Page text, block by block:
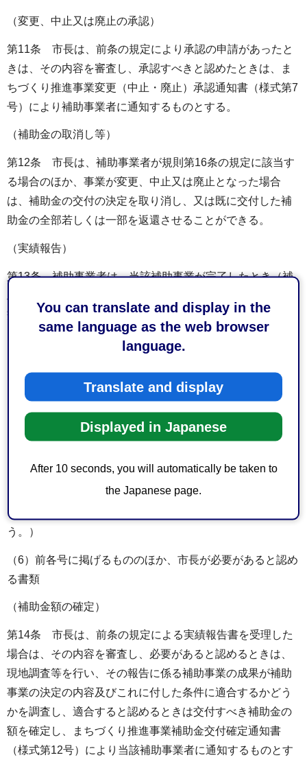
You can translate and display in the
same language as the web browser
language.
Translate and display
Displayed in Japanese
After 10 seconds, you will automatically be taken to
the Japanese page.
（変更、中止又は廃止の承認）
第11条 市長は、前条の規定により承認の申請があったと
きは、その内容を審査し、承認すべきと認めたときは、ま
ちづくり推進事業変更（中止・廃止）承認通知書（様式第7
号）により補助事業者に通知するものとする。
（補助金の取消し等）
第12条 市長は、補助事業者が規則第16条の規定に該当す
る場合のほか、事業が変更、中止又は廃止となった場合
は、補助金の交付の決定を取り消し、又は既に交付した補
助金の全部若しくは一部を返還させることができる。
（実績報告）
第13条 補助事業者は、当該補助事業が完了したとき（補
交付の決定に係る会計年度が終了したときは、別に定める
日までにまちづくり推進事業実績報告書（様式第8号）に次
に掲げる書類を添付して、市長に提出しなければならな
い。
（1）事業実施報告書（様式第9号）
（2）事業収支決算書（様式第10号）
（4）領収書の写し等の支出の根拠がわかるもの
（5）活動実績記録（チラシ、パンフレット、写真等をい
う。）
（6）前各号に掲げるもののほか、市長が必要があると認め
る書類
（補助金額の確定）
第14条 市長は、前条の規定による実績報告書を受理した
場合は、その内容を審査し、必要があると認めるときは、
現地調査等を行い、その報告に係る補助事業の成果が補助
事業の決定の内容及びこれに付した条件に適合するかどう
かを調査し、適合すると認めるときは交付すべき補助金の
額を確定し、まちづくり推進事業補助金交付確定通知書
（様式第12号）により当該補助事業者に通知するものとす